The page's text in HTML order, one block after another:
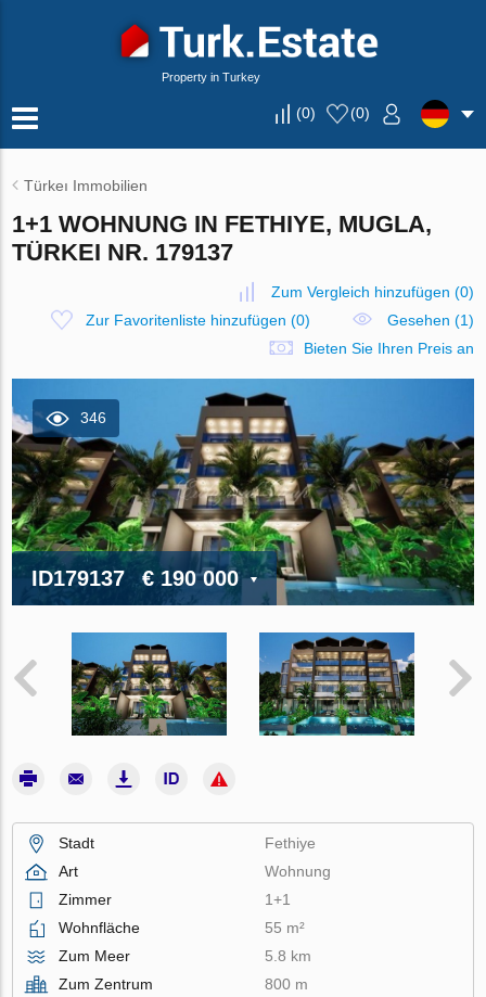
Property in Turkey
(0) (0)
Türkeı Immobilien
1+1 WOHNUNG IN FETHIYE, MUGLA,
TÜRKEI NR. 179137
Zum Vergleich hinzufügen (0)
Zur Favoritenliste hinzufügen (0)
Gesehen (1)
Bieten Sie Ihren Preis an
346
ID179137 € 190 000
Stadt
Fethiye
Art
Wohnung
Zimmer
1+1
Wohnfläche
55 m²
Zum Meer
5.8 km
Zum Zentrum
800 m